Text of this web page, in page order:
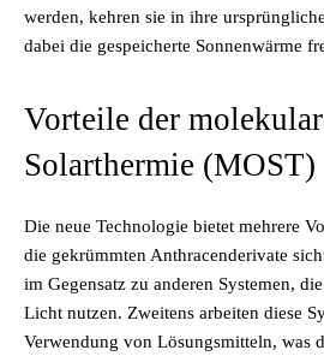
werden, kehren sie in ihre
dabei die gespeicherte Sonnenwärme
Vorteile der
Solarthermie (MOST)
Die neue Technologie bietet mehrere
die gekrümmten Anthracenderivate
im Gegensatz zu anderen Systemen,
Licht nutzen. Zweitens arbeiten diese
Verwendung von Lösungsmitteln, was